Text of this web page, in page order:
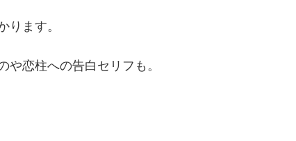
ります。
恋柱への告白セリフも。